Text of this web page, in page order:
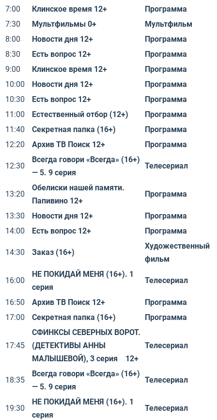
7:00
Клинское время 12+
Программа
7:30
Мультфильмы 0+
Мультфильм
8:00
Новости дня 12+
Программа
8:30
Есть вопрос 12+
Программа
9:00
Клинское время 12+
Программа
10:00
Новости дня 12+
Программа
10:30
Есть вопрос 12+
Программа
11:00
Естественный отбор (12+)
Программа
11:40
Секретная папка (16+)
Программа
12:20
Архив ТВ Поиск 12+ Программа
12:30
Всегда говори «Всегда» (16+)
— 5. 9 серия
Телесериал
13:20
Обелиски нашей памяти.
Папивино 12+
Программа
13:30 Новости дня 12+
Программа
14:00
Есть вопрос 12+ Программа
14:30 Заказ (16+)
Художественный
фильм
16:00
НЕ ПОКИДАЙ МЕНЯ (16+). 1
серия
Телесериал
16:50 Архив ТВ Поиск 12+
Программа
17:00
Секретная папка (16+) Программа
17:45
СФИНКСЫ СЕВЕРНЫХ ВОРОТ.
(ДЕТЕКТИВЫ АННЫ
МАЛЫШЕВОЙ), 3 серия 12+
Телесериал
18:35
Всегда говори «Всегда» (16+)
— 5. 9 серия
Телесериал
19:30
НЕ ПОКИДАЙ МЕНЯ (16+). 1
серия
Телесериал